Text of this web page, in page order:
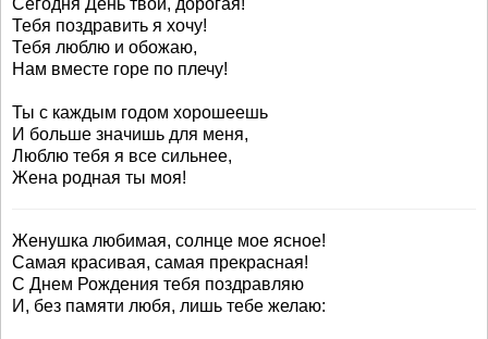
Сегодня День твой, дорогая!
Тебя поздравить я хочу!
Тебя люблю и обожаю,
Нам вместе горе по плечу!
Ты с каждым годом хорошеешь
И больше значишь для меня,
Люблю тебя я все сильнее,
Жена родная ты моя!
Женушка любимая, солнце мое ясное!
Самая красивая, самая прекрасная!
С Днем Рождения тебя поздравляю
И, без памяти любя, лишь тебе желаю: